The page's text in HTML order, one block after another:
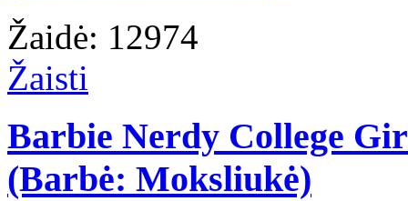
Žaidė: 12974
Žaisti
Barbie Nerdy College
(Barbė: Moksliukė)